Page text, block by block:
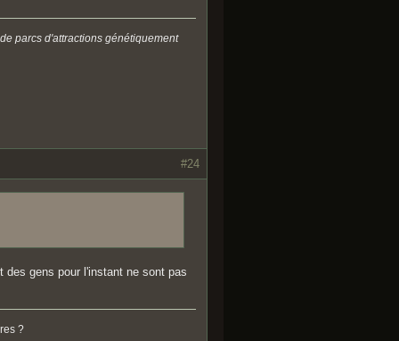
parcs d'attractions génétiquement
#24
gens pour l'instant ne sont pas
?